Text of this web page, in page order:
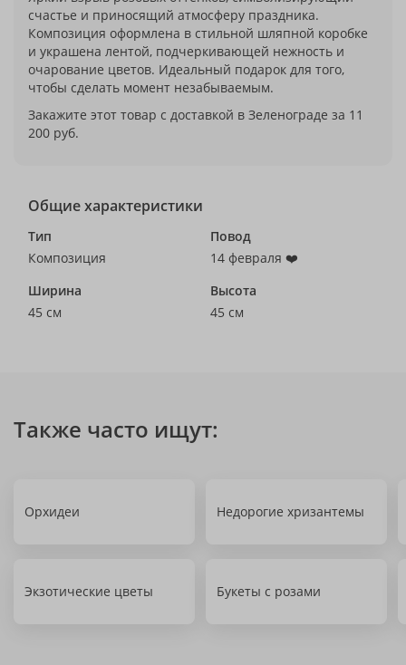
счастье и приносящий атмосферу праздника.
Композиция оформлена в стильной шляпной коробке
и украшена лентой, подчеркивающей нежность и
очарование цветов. Идеальный подарок для того,
чтобы сделать момент незабываемым.
Закажите этот товар с доставкой в Зеленограде за 11
200 руб.
Общие характеристики
Тип
Композиция
Повод
14 февраля ❤️
Ширина
45 см
Высота
45 см
Также часто ищут:
Орхидеи Недорогие хризантемы
Экзотические цветы Букеты с розами